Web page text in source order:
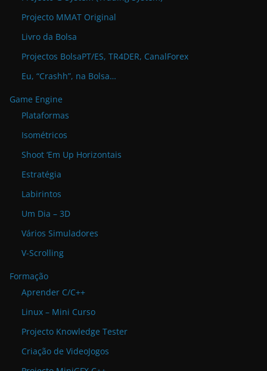
Projecto MMAT Original
Livro da Bolsa
Projectos BolsaPT/ES, TR4DER, CanalForex
Eu, “Crashh”, na Bolsa…
Game Engine
Plataformas
Isométricos
Shoot ‘Em Up Horizontais
Estratégia
Labirintos
Um Dia – 3D
Vários Simuladores
V-Scrolling
Formação
Aprender C/C++
Linux – Mini Curso
Projecto Knowledge Tester
Criação de VideoJogos